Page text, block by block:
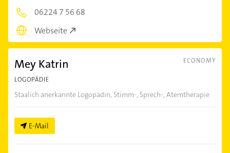
06224 7 56 68
Webseite
ECONOMY
Mey Katrin
LOGOPÄDIE
Staalich anerkannte Logopädin, Stimm-, Sprech-, Atemtherapie
E-Mail